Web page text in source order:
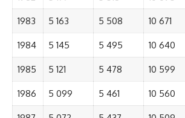
1983 5 163 5 508 10 671
1984 5 145 5 495 10 640
1985 5 121 5 478 10 599
1986 5 099 5 461 10 560